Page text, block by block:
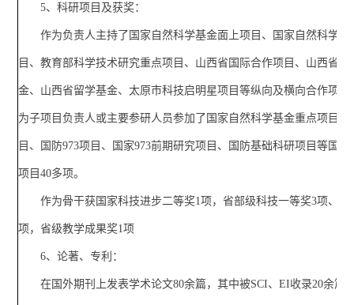
5、科研项目及获奖：
作为负责人主持了国家自然科学基金面上项目、国家自然科学青
目、教育部科学技术研究重点项目、山西省国际合作项目、山西省自
金、山西省留学基金、太原市科技启明星项目等纵向及横向合作项目
为子项目负责人或主要参研人员参加了国家自然科学基金重点项目、
目、国防973项目、国家973前期研究项目、国防基础科研项目等国
项目40多项。
作为骨干获国家科技进步二等奖1项，省部级科技一等奖3项、二
项，省级教学成果奖1项
6、论著、专利：
在国外期刊上发表学术论文80余篇，其中被SCI、EI收录20余篇